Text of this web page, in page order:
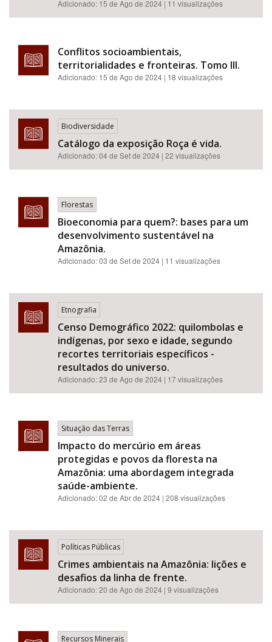
Adicionado: 15 de Ago de 2024 | 11 visualizações
Conflitos socioambientais,
territorialidades e fronteiras. Tomo III.
Adicionado: 15 de Ago de 2024 | 18 visualizações
Biodiversidade
Catálogo da exposição Roça é vida.
Adicionado:04 de Set de 2024 | 22 visualizações
Florestas
Bioeconomia para quem?: bases para um
desenvolvimento sustentável na
Amazônia.
Adicionado:03 de Set de 2024 | 11 visualizações
Etnografia
Censo Demográfico 2022: quilombolas e
indígenas, por sexo e idade, segundo
recortes territoriais específicos -
resultados do universo.
Adicionado:23 de Ago de 2024 | 17 visualizações
Situação das Terras
Impacto do mercúrio em áreas
protegidas e povos da floresta na
Amazônia: uma abordagem integrada
saúde-ambiente.
Adicionado:02 de Abr de 2024 | 208 visualizações
Políticas Públicas
Crimes ambientais na Amazônia: lições e
desafios da linha de frente.
Adicionado:20 de Ago de 2024 | 9 visualizações
Recursos Minerais